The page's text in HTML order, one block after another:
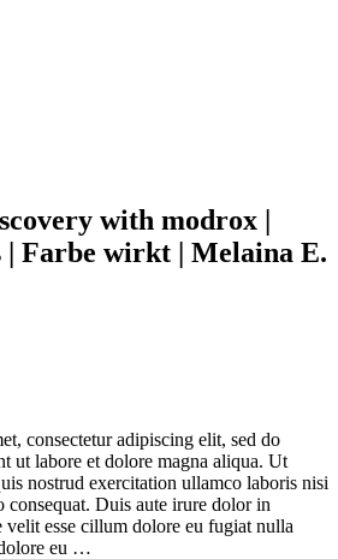
with modrox |
| Farbe wirkt | Melaina E.
consectetur adipiscing elit, sed do
ut labore et dolore magna aliqua. Ut
nostrud exercitation ullamco laboris nisi
consequat. Duis aute irure dolor in
velit esse cillum dolore eu fugiat nulla
eu …